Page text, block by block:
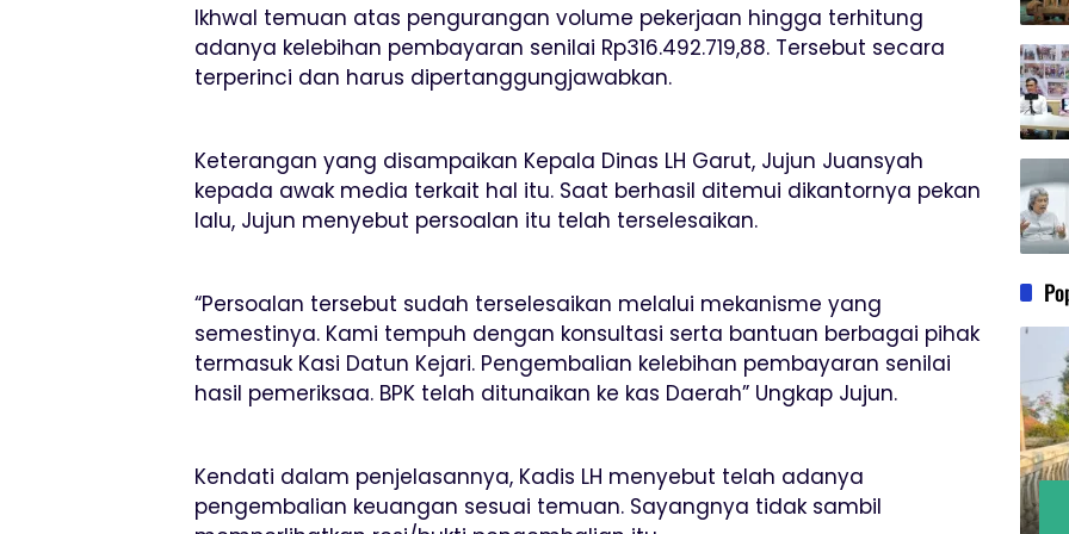
Ikhwal temuan atas pengurangan volume pekerjaan hingga terhitung
adanya kelebihan pembayaran senilai Rp316.492.719,88. Tersebut secara
terperinci dan harus dipertanggungjawabkan.
Keterangan yang disampaikan Kepala Dinas LH Garut, Jujun Juansyah
kepada awak media terkait hal itu. Saat berhasil ditemui dikantornya pekan
lalu, Jujun menyebut persoalan itu telah terselesaikan.
“Persoalan tersebut sudah terselesaikan melalui mekanisme yang
semestinya. Kami tempuh dengan konsultasi serta bantuan berbagai pihak
termasuk Kasi Datun Kejari. Pengembalian kelebihan pembayaran senilai
hasil pemeriksaa. BPK telah ditunaikan ke kas Daerah” Ungkap Jujun.
Kendati dalam penjelasannya, Kadis LH menyebut telah adanya
pengembalian keuangan sesuai temuan. Sayangnya tidak sambil